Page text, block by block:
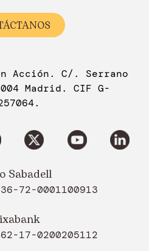
Acción. C/. Serrano
Madrid. CIF G-
Sabadell
72-0001100913
17-0200205112